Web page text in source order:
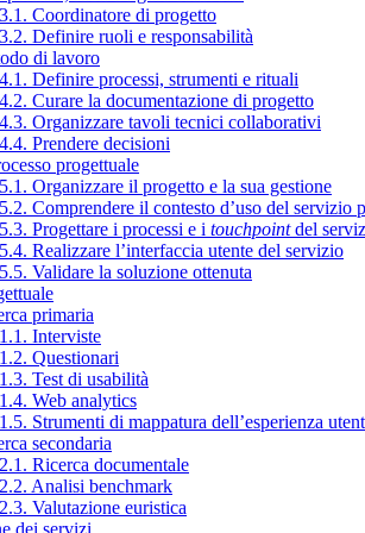
Coordinatore di progetto
Definire ruoli e responsabilità
di lavoro
Definire processi, strumenti e rituali
Curare la documentazione di progetto
Organizzare tavoli tecnici collaborativi
Prendere decisioni
progettuale
Organizzare il progetto e la sua gestione
Comprendere il contesto d’uso del servizio
Progettare i processi e i touchpointdel
Realizzare l’interfaccia utente del servizio
Validare la soluzione ottenuta
primaria
Interviste
Questionari
Test di usabilità
Web analytics
Strumenti di mappatura dell’esperienza
secondaria
Ricerca documentale
Analisi benchmark
Valutazione euristica
dei servizi